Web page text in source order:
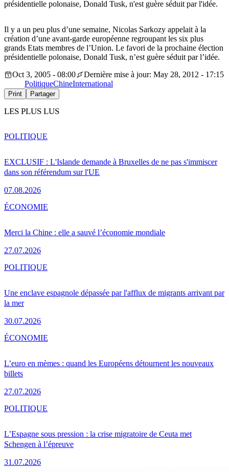
présidentielle polonaise, Donald Tusk, n'est guère séduit par l'idée.
Il y a un peu plus d’une semaine, Nicolas Sarkozy appelait à la
création d’une avant-garde européenne regroupant les six plus
grands Etats membres de l’Union. Le favori de la prochaine élection
présidentielle polonaise, Donald Tusk, n’est guère séduit par l’idée.
Oct 3, 2005 - 08:00
Dernière mise à jour: May 28, 2012 - 17:15
PolitiqueChineInternational
Print Partager
LES PLUS LUS
EXCLUSIF : L'Islande demande à Bruxelles de ne pas s'immiscer
dans son référendum sur l'UE
07.08.2026
POLITIQUE
Merci la Chine : elle a sauvé l’économie mondiale
27.07.2026
ÉCONOMIE
Une enclave espagnole dépassée par l'afflux de migrants arrivant par
la mer
30.07.2026
POLITIQUE
L’euro en mèmes : quand les Européens détournent les nouveaux
billets
27.07.2026
ÉCONOMIE
L’Espagne sous pression : la crise migratoire de Ceuta met
Schengen à l’épreuve
31.07.2026
POLITIQUE